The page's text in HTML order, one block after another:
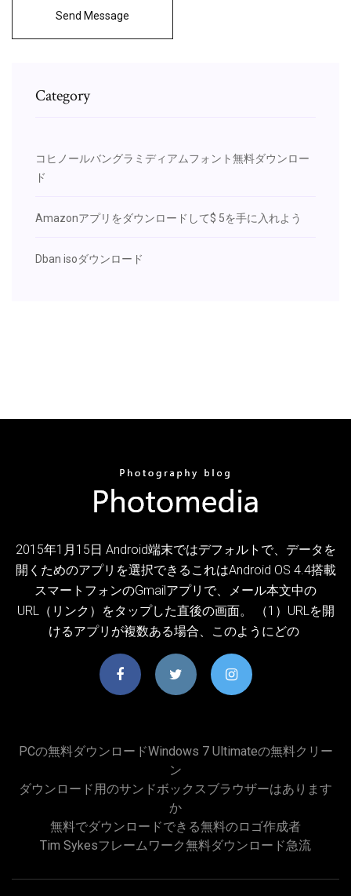
Send Message
Category
コヒノールバングラミディアムフォント無料ダウンロー
ド
Amazonアプリをダウンロードして$ 5を手に入れよう
Dban isoダウンロード
2015年1月15日 Android端末ではデフォルトで、データを
開くためのアプリを選択できるこれはAndroid OS 4.4搭載
スマートフォンのGmailアプリで、メール本文中の
URL（リンク）をタップした直後の画面。 （1）URLを開
けるアプリが複数ある場合、このようにどの
PCの無料ダウンロードWindows 7 Ultimateの無料クリー
ン
ダウンロード用のサンドボックスブラウザーはあります
か
無料でダウンロードできる無料のロゴ作成者
Tim Sykesフレームワーク無料ダウンロード急流